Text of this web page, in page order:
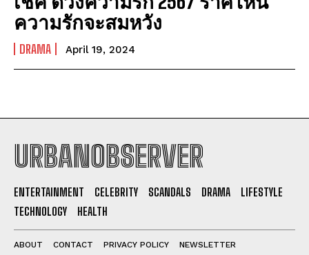
I've read and accept the
ความรักจะสมหวัง
DRAMA April 19, 2024
URBANOBSERVER
ENTERTAINMENT CELEBRITY SCANDALS DRAMA
LIFESTYLE
TECHNOLOGY
HEALTH
ABOUT CONTACT PRIVACY POLICY NEWSLETTER